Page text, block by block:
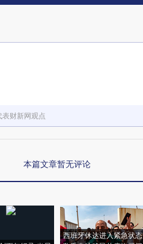
财新网观点
本篇文章暂无评论
西班牙休达进入紧急状态